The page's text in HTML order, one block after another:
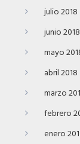
julio 2018
junio 2018
mayo
abril 2018
marzo
febrero
enero